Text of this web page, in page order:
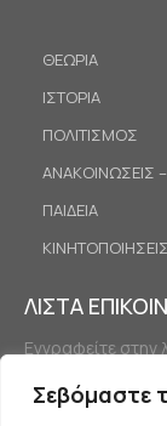
Σεβόμαστε
ΘΕΩΡΙΑ
ΙΣΤΟΡΙΑ
ΠΟΛΙΤΙΣΜΟΣ
ΑΝΑΚΟΙΝΩΣΕΙΣ
ΠΑΙΔΕΙΑ
ΚΙΝΗΤΟΠΟΙΗΣΕΙΣ
ΛΙΣΤΑ
Εγγραφείτε στην